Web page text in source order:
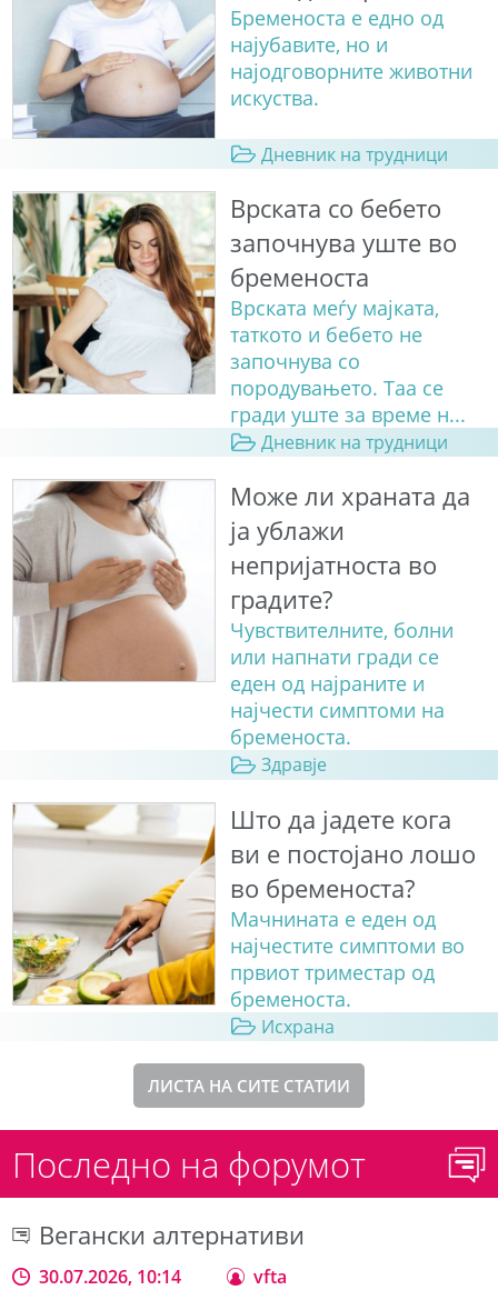
Бременоста е едно од
најубавите, но и
најодговорните животни
искуства.
Дневник на трудници
Врската со бебето
започнува уште во
бременоста
Врската меѓу мајката,
таткото и бебето не
започнува со
породувањето. Таа се
гради уште за време н...
Дневник на трудници
Може ли храната да
ја ублажи
непријатноста во
градите?
Чувствителните, болни
или напнати гради се
еден од најраните и
најчести симптоми на
бременоста.
Здравје
Што да јадете кога
ви е постојано лошо
во бременоста?
Мачнината е еден од
најчестите симптоми во
првиот триместар од
бременоста.
Исхрана
ЛИСТА НА СИТЕ СТАТИИ
Последно на форумот
Вегански алтернативи
30.07.2026, 10:14 vfta